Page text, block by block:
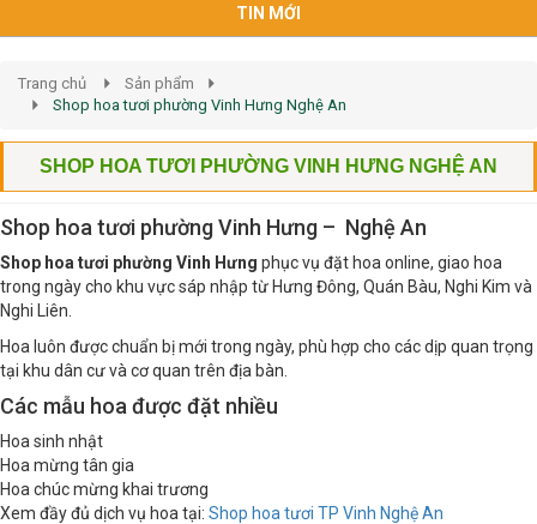
TIN MỚI
Trang chủ
Sản phẩm
Shop hoa tươi phường Vinh Hưng Nghệ An
SHOP HOA TƯƠI PHƯỜNG VINH HƯNG NGHỆ AN
Shop hoa tươi phường Vinh Hưng – Nghệ An
Shop hoa tươi phường Vinh Hưng phục vụ đặt hoa online, giao hoa
trong ngày cho khu vực sáp nhập từ Hưng Đông, Quán Bàu, Nghi Kim và
Nghi Liên.
Hoa luôn được chuẩn bị mới trong ngày, phù hợp cho các dịp quan trọng
tại khu dân cư và cơ quan trên địa bàn.
Các mẫu hoa được đặt nhiều
Hoa sinh nhật
Hoa mừng tân gia
Hoa chúc mừng khai trương
Xem đầy đủ dịch vụ hoa tại: Shop hoa tươi TP Vinh Nghệ An